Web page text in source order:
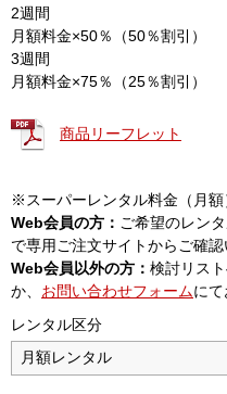
2週間
月額料金×50％（50％割引）
3週間
月額料金×75％（25％割引）
商品リーフレット
※スーパーレンタル料金（月額
Web会員の方： ご希望のレン
で専用ご注文サイトからご確
Web会員以外の方： 検討リス
か、 お問い合わせフォームに
レンタル区分